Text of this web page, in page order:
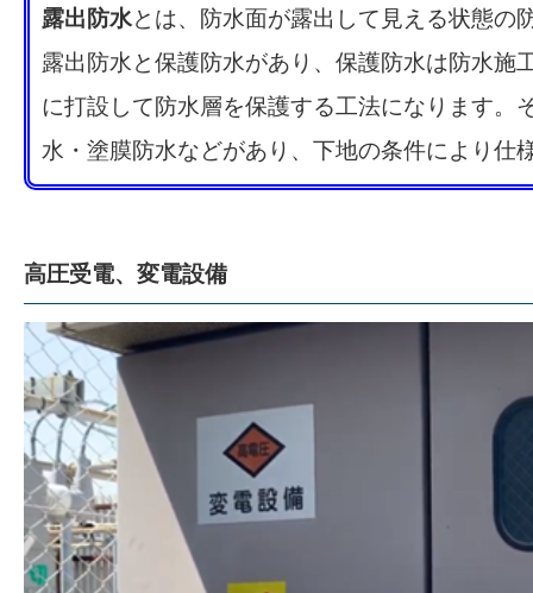
露出防水とは、防水面が露出して見える状態の
露出防水と保護防水があり、保護防水は防水施
に打設して防水層を保護する工法になります。
水・塗膜防水などがあり、下地の条件により仕
高圧受電、変電設備